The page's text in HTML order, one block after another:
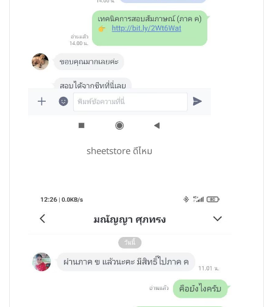
sheetstore ดีไหม